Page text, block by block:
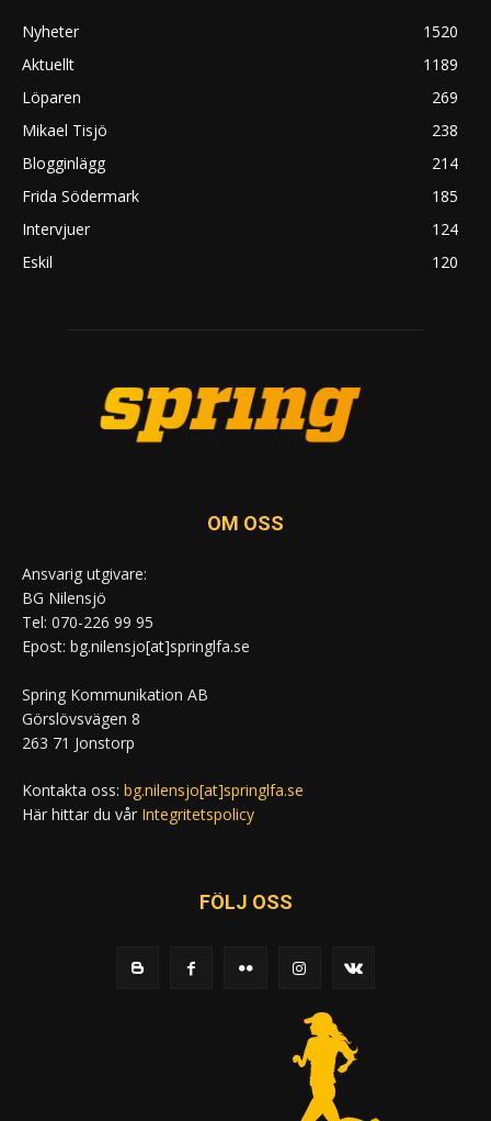
Nyheter
1520
Aktuellt
1189
Löparen
269
Mikael Tisjö
238
Blogginlägg
214
Frida Södermark
185
Intervjuer
124
Eskil
120
OM OSS
Ansvarig utgivare:
BG Nilensjö
Tel: 070-226 99 95
Epost: bg.nilensjo[at]springlfa.se
Spring Kommunikation AB
Görslövsvägen 8
263 71 Jonstorp
Kontakta oss: bg.nilensjo[at]springlfa.se
Här hittar du vår Integritetspolicy
FÖLJ OSS